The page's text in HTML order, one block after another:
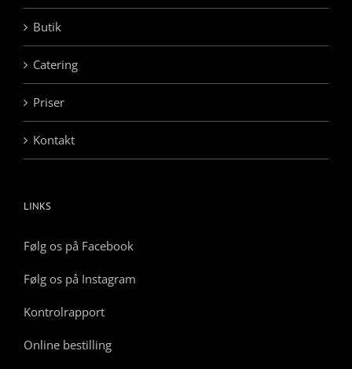
Butik
Catering
Priser
Kontakt
LINKS
Følg os på Facebook
Følg os på Instagram
Kontrolrapport
Online bestilling